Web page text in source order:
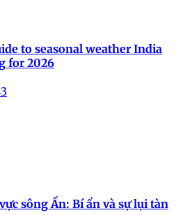
to seasonal weather India
for 2026
sông Ấn: Bí ẩn và sự lụi tàn